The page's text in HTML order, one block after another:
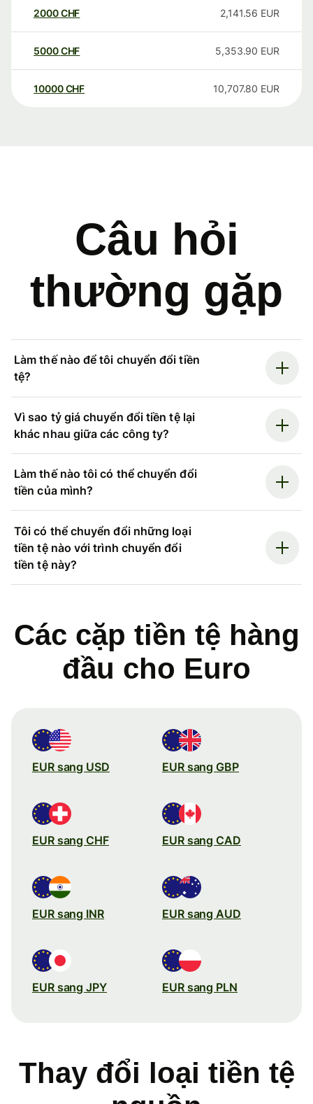
2000CHF 2,141.56 EUR
5000CHF 5,353.90 EUR
10000 CHF 10,707.80 EUR
Câu hỏi
thường gặp
Làm thế nào để tôi chuyển đổi tiền
tệ?
Vì sao tỷ giá chuyển đổi tiền tệ lại
khác nhau giữa các công ty?
Làm thế nào tôi có thể chuyển đổi
tiền của mình?
Tôi có thể chuyển đổi những loại
tiền tệ nào với trình chuyển đổi
tiền tệ này?
Các cặp tiền tệ hàng
đầu cho Euro
EUR sang USD EUR sang GBP
EUR sang CHF EUR sang CAD
EUR sang INR EUR sang AUD
EUR sang JPY EUR sang PLN
Thay đổi loại tiền tệ